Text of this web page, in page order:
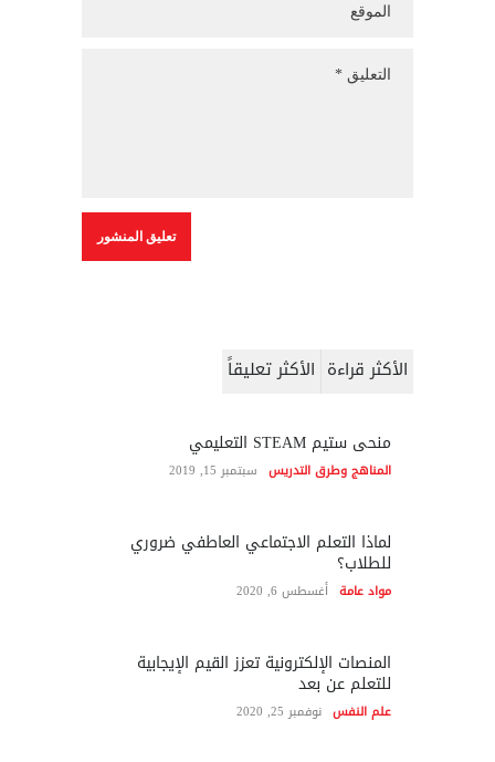
الأكثر قراءة الأكثر تعليقاً
منحى ستيم STEAM التعليمي
المناهج وطرق التدريس سبتمبر 15, 2019
لماذا التعلم الاجتماعي العاطفي ضروري
للطلاب؟
مواد عامة أغسطس 6, 2020
المنصات الإلكترونية تعزز القيم الإيجابية
للتعلم عن بعد
علم النفس نوفمبر 25, 2020